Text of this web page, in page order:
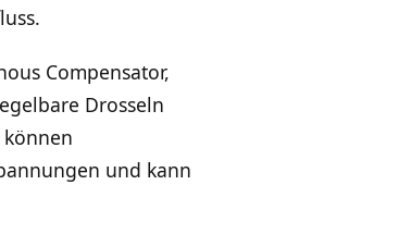
Compensator,
Drosseln
und kann